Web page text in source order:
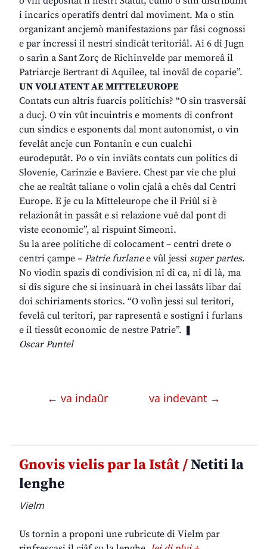
i incarics operatîfs dentri dal moviment. Ma o stin
organizant ancjemò manifestazions par fâsi cognossi
e par incressi il nestri sindicât teritoriâl. Ai 6 di Jugn
o sarìn a Sant Zorç de Richinvelde par memoreâ il
Patriarcje Bertrant di Aquilee, tal inovâl de coparie”.
UN VOLI ATENT AE MITTELEUROPE
Contats cun altris fuarcis politichis? “O sin trasversâi
a ducj. O vin vût incuintris e moments di confront
cun sindics e esponents dal mont autonomist, o vin
fevelât ancje cun Fontanin e cun cualchi
eurodeputât. Po o vin inviâts contats cun politics di
Slovenie, Carinzie e Baviere. Chest par vie che plui
che ae realtât taliane o volìn cjalâ a chês dal Centri
Europe. E je cu la Mitteleurope che il Friûl si è
relazionât in passât e si relazione vuê dal pont di
viste economic”, al rispuint Simeoni.
Su la aree politiche di colocament – centri drete o
centri çampe – Patrie furlanee vûl jessi super partes.
No viodin spazis di condivision ni di ca, ni di là, ma
si dîs sigure che si insinuarà in chei lassâts libar dai
doi schiriaments storics. “O volìn jessi sul teritori,
fevelâ cul teritori, par rapresentâ e sostignî i furlans
e il tiessût economic de nestre Patrie”. ❚
Oscar Puntel
← va indaûr va indevant →
Gnovis vielis par la Istât /Netiti la
lenghe
Vielm
Us tornin a proponi une rubricute di Vielm par